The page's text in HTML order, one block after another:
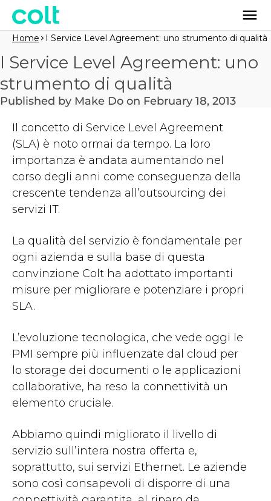
Home I Service Level Agreement: uno strumento di qualità
I Service Level Agreement: uno
strumento di qualità
Published by Make Do on February 18, 2013
Il concetto di Service Level Agreement
(SLA) è noto ormai da tempo. La loro
importanza è andata aumentando nel
corso degli anni come conseguenza della
crescente tendenza all’outsourcing dei
servizi IT.
La qualità del servizio è fondamentale per
ogni azienda e sulla base di questa
convinzione Colt ha adottato importanti
misure per migliorare e potenziare i propri
SLA.
L’evoluzione tecnologica, che vede oggi le
PMI sempre più influenzate dal cloud per
lo storage dei documenti o le applicazioni
collaborative, ha reso la connettività un
elemento cruciale.
Abbiamo quindi migliorato il livello di
servizio sull’intera nostra offerta e,
soprattutto, sui servizi Ethernet. Le aziende
sono così consapevoli di disporre di una